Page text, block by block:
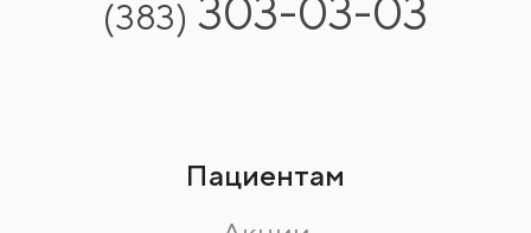
(383) 303-03-03
Пациентам